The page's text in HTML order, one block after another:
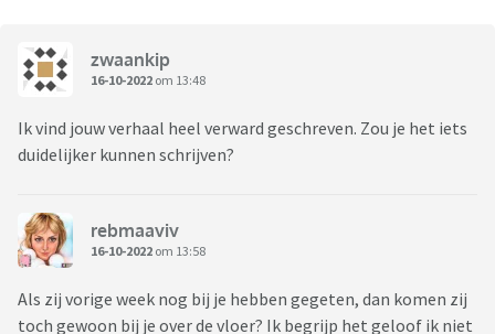
zwaankip
16-10-2022 om 13:48
Ik vind jouw verhaal heel verward geschreven. Zou je het iets
duidelijker kunnen schrijven?
rebmaaviv
16-10-2022 om 13:58
Als zij vorige week nog bij je hebben gegeten, dan komen zij
toch gewoon bij je over de vloer? Ik begrijp het geloof ik niet